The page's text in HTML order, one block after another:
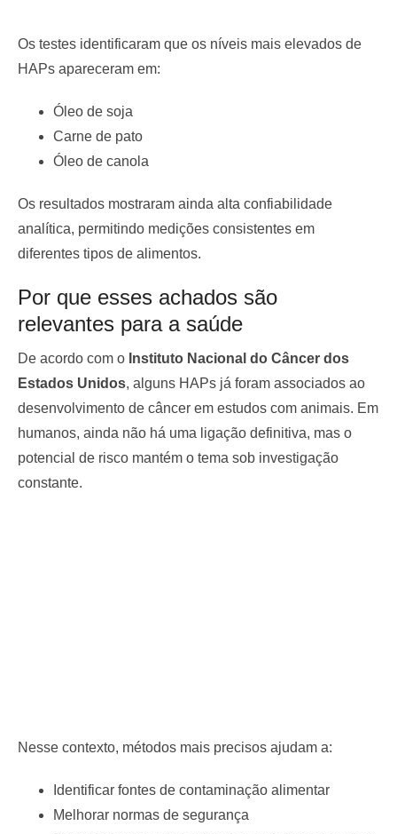
Os testes identificaram que os níveis mais elevados de
HAPs apareceram em:
Óleo de soja
Carne de pato
Óleo de canola
Os resultados mostraram ainda alta confiabilidade
analítica, permitindo medições consistentes em
diferentes tipos de alimentos.
Por que esses achados são
relevantes para a saúde
De acordo com o Instituto Nacional do Câncer dos
Estados Unidos, alguns HAPs já foram associados ao
desenvolvimento de câncer em estudos com animais. Em
humanos, ainda não há uma ligação definitiva, mas o
potencial de risco mantém o tema sob investigação
constante.
Nesse contexto, métodos mais precisos ajudam a:
Identificar fontes de contaminação alimentar
Melhorar normas de segurança